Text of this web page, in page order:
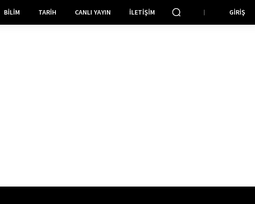
BILIM TARIH CANLI YAYIN İLETIŞIM GIRIŞ